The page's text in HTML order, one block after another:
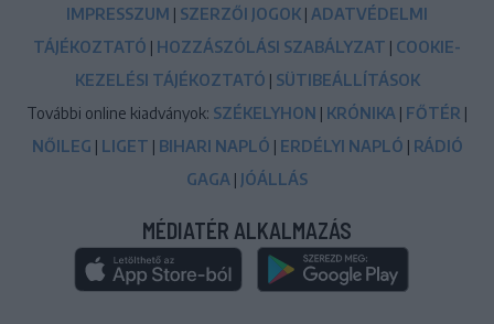
IMPRESSZUM | SZERZŐI JOGOK | ADATVÉDELMI
TÁJÉKOZTATÓ | HOZZÁSZÓLÁSI SZABÁLYZAT | COOKIE-
KEZELÉSI TÁJÉKOZTATÓ | SÜTIBEÁLLÍTÁSOK
További online kiadványok: SZÉKELYHON | KRÓNIKA | FŐTÉR |
NŐILEG | LIGET | BIHARI NAPLÓ | ERDÉLYI NAPLÓ | RÁDIÓ
GAGA | JÓÁLLÁS
MÉDIATÉR ALKALMAZÁS